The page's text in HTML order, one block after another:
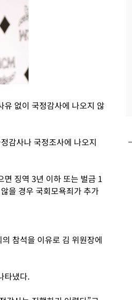
유 없이 국정감사에 나오지 않
감사나 국정조사에 나오지
면 징역 3년 이하 또는 벌금 1
을 경우 국회모욕죄가 추가
참석을 이유로 김 위원장에
타냈다.